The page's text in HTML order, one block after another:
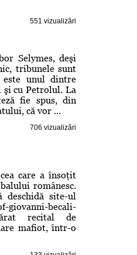
551 vizualizări
Selymes, deşi
tribunele sunt
este unul dintre
şi cu Petrolul. La
fie spus, din
că vor ...
706 vizualizări
care a însoţit
românesc.
site-ul
becali-
recital de
mafiot, într-o